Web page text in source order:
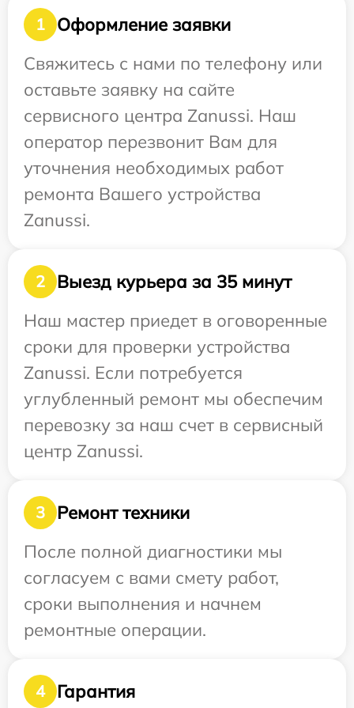
1
Оформление заявки
Свяжитесь с нами по телефону или
оставьте заявку на сайте
сервисного центра Zanussi. Наш
оператор перезвонит Вам для
уточнения необходимых работ
ремонта Вашего устройства
Zanussi.
2
Выезд курьера за 35 минут
Наш мастер приедет в оговоренные
сроки для проверки устройства
Zanussi. Если потребуется
углубленный ремонт мы обеспечим
перевозку за наш счет в сервисный
центр Zanussi.
3
Ремонт техники
После полной диагностики мы
согласуем с вами смету работ,
сроки выполнения и начнем
ремонтные операции.
4 Гарантия